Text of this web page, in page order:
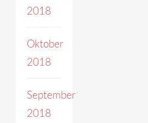
2018
Oktober
2018
September
2018